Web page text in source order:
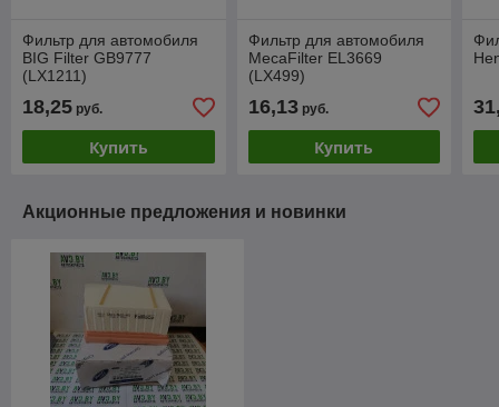
Фильтр для автомобиля
BIG Filter GB9777
(LX1211)
18,25 руб.
Купить
Фильтр для автомобиля
MecaFilter EL3669
(LX499)
16,13руб.
Купить
Акционные предложения и новинки